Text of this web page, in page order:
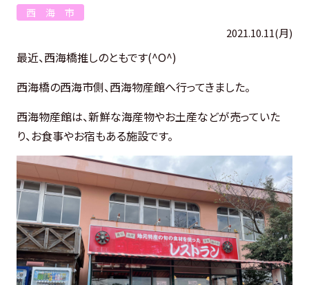
西 海 市
2021.10.11(月)
最近、西海橋推しのともです(^O^)
西海橋の西海市側、西海物産館へ行ってきました。
西海物産館は、新鮮な海産物やお土産などが売っていた
り、お食事やお宿もある施設です。